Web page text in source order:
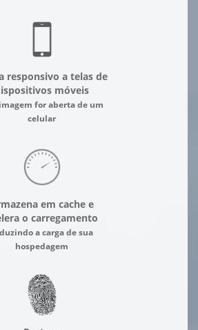
responsivo a telas de
móveis
for aberta de um
celular
em cache e
o carregamento
a carga de sua
hospedagem